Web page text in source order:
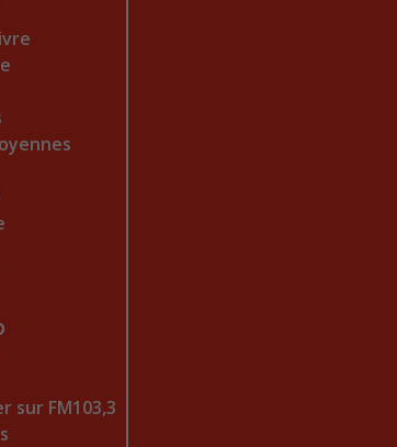
sur FM103,3